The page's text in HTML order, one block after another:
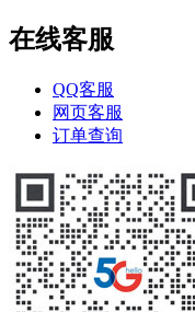
在线客服
QQ客服
网页客服
订单查询